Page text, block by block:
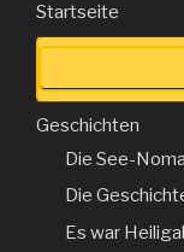
Startseite
Geschichten
Die See-
Die
Es war